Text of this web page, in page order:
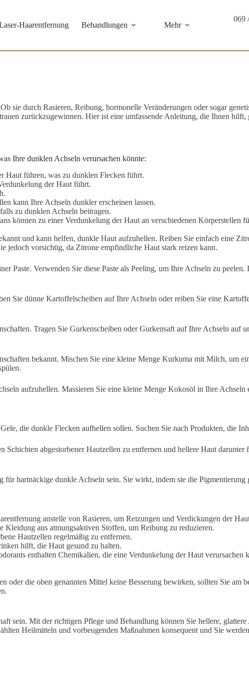
Haarentfernung Behandlungen
IS Clinical Fire &
Ice Behandlung
Behandlung
CIRCADIA
SWICH™
CIRCADIA
FIRMING
Mehr
069
sie durch Rasieren, Reibung, hormonelle Veränderungen oder sogar
zurückzugewinnen. Hier ist eine umfassende Anleitung, die Ihnen
Ihre dunklen Achseln verursachen könnte:
Haut führen, was zu dunklen Flecken führt.
der Haut führt.
kann Ihre Achseln dunkler erscheinen lassen.
zu dunklen Achseln beitragen.
können zu einer Verdunkelung der Haut an verschiedenen Körperstellen
und kann helfen, dunkle Haut aufzuhellen. Reiben Sie einfach eine
jedoch vorsichtig, da Zitrone empfindliche Haut stark reizen kann.
Paste. Verwenden Sie diese Paste als Peeling, um Ihre Achseln zu
Sie dünne Kartoffelscheiben auf Ihre Achseln oder reiben Sie eine
Tragen Sie Gurkenscheiben oder Gurkensaft auf Ihre Achseln auf
bekannt. Mischen Sie eine kleine Menge Kurkuma mit Milch, um
aufzuhellen. Massieren Sie eine kleine Menge Kokosöl in Ihre
die dunkle Flecken aufhellen sollen. Suchen Sie nach Produkten, die
Schichten abgestorbener Hautzellen zu entfernen und hellere Haut
für hartnäckige dunkle Achseln sein. Sie wirkt, indem sie die
anstelle von Rasieren, um Reizungen und Verdickungen der
aus atmungsaktiven Stoffen, um Reibung zu reduzieren.
Hautzellen regelmäßig zu entfernen.
hilft, die Haut gesund zu halten.
enthalten Chemikalien, die eine Verdunkelung der Haut verursachen
oder die oben genannten Mittel keine Besserung bewirken, sollten Sie am
sein. Mit der richtigen Pflege und Behandlung können Sie hellere,
Heilmitteln und vorbeugenden Maßnahmen konsequent und Sie